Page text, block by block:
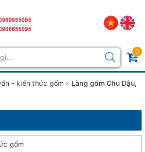
0
- kiến thức gốm
Làng gốm Chu Đậu,
gốm